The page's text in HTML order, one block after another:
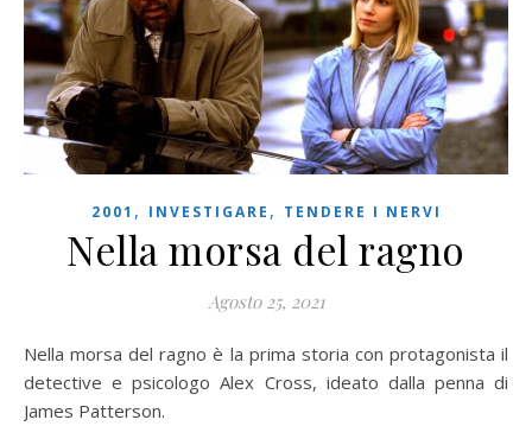
2001 , INVESTIGARE , TENDERE I NERVI
Nella morsa del ragno
Agosto 25, 2021
Nella morsa del ragno è la prima storia con protagonista il
detective e psicologo Alex Cross, ideato dalla penna di
James Patterson.